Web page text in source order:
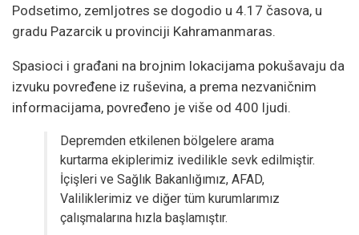
Podsetimo, zemljotres se dogodio u 4.17 časova, u
gradu Pazarcik u provinciji Kahramanmaras.
Spasioci i građani na brojnim lokacijama pokušavaju da
izvuku povređene iz ruševina, a prema nezvaničnim
informacijama, povređeno je više od 400 ljudi.
Depremden etkilenen bölgelere arama
kurtarma ekiplerimiz ivedilikle sevk edilmiştir.
İçişleri ve Sağlık Bakanlığımız, AFAD,
Valiliklerimiz ve diğer tüm kurumlarımız
çalışmalarına hızla başlamıştır.